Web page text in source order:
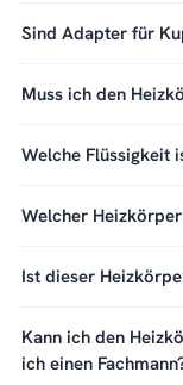
Sind Adapter für
Muss ich den
Welche Flüssigkeit
Welcher
Ist dieser
Kann ich den
ich einen